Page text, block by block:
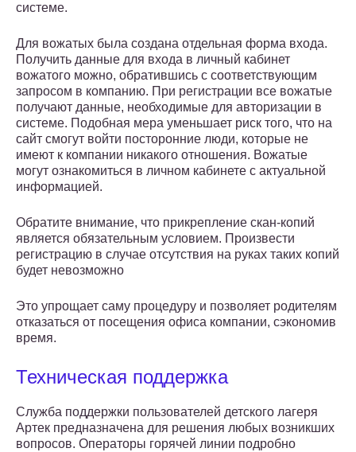
системе.
Для вожатых была создана отдельная форма входа.
Получить данные для входа в личный кабинет
вожатого можно, обратившись с соответствующим
запросом в компанию. При регистрации все вожатые
получают данные, необходимые для авторизации в
системе. Подобная мера уменьшает риск того, что на
сайт смогут войти посторонние люди, которые не
имеют к компании никакого отношения. Вожатые
могут ознакомиться в личном кабинете с актуальной
информацией.
Обратите внимание, что прикрепление скан-копий
является обязательным условием. Произвести
регистрацию в случае отсутствия на руках таких копий
будет невозможно
Это упрощает саму процедуру и позволяет родителям
отказаться от посещения офиса компании, сэкономив
время.
Техническая поддержка
Служба поддержки пользователей детского лагеря
Артек предназначена для решения любых возникших
вопросов. Операторы горячей линии подробно